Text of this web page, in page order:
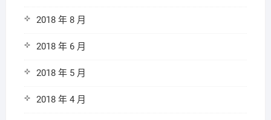
2018 年 8 月
2018 年 6 月
2018 年 5 月
2018 年 4 月